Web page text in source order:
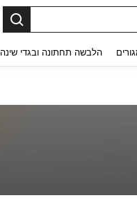
הלבשה תחתונה ובגדי שינה